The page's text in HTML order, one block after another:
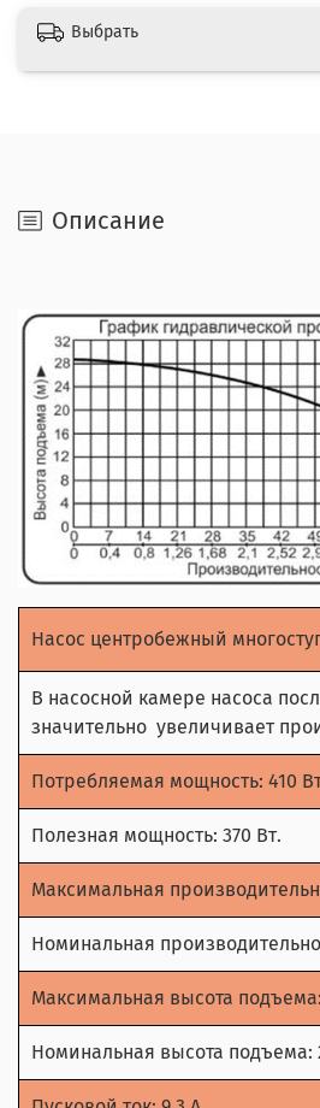
Выбрать
Описание
Насос центробежный
В насосной камере насоса
значительно увеличивает
Потребляемая мощность: 410
Полезная мощность: 370 Вт.
Максимальная
Номинальная
Максимальная высота
Номинальная высота подъема: